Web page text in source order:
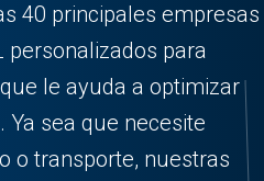
40 principales empresas
personalizados para
le ayuda a optimizar
sea que necesite
o transporte, nuestras